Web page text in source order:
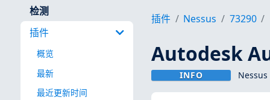
检测
插件
概览
最新
最近更新时间
插件 Nessus 73290
Autodesk
INFO Nessus